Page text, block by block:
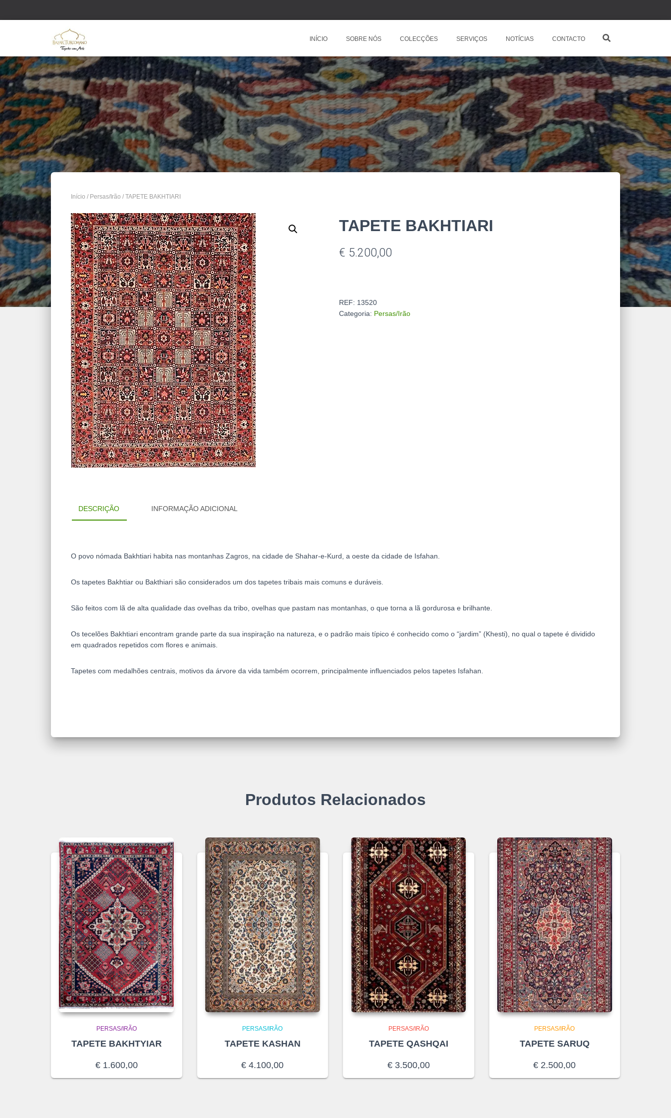
INÍCIO SOBRE NÓS COLECÇÕES SERVIÇOS NOTÍCIAS CONTACTO
Início / Persas/Irão / TAPETE BAKHTIARI
TAPETE BAKHTIARI
€ 5.200,00
REF: 13520
Categoria: Persas/Irão
DESCRIÇÃO INFORMAÇÃO ADICIONAL
O povo nómada Bakhtiari habita nas montanhas Zagros, na cidade de Shahar-e-Kurd, a oeste da cidade de Isfahan.
Os tapetes Bakhtiar ou Bakthiari são considerados um dos tapetes tribais mais comuns e duráveis.
São feitos com lã de alta qualidade das ovelhas da tribo, ovelhas que pastam nas montanhas, o que torna a lã gordurosa e brilhante.
Os tecelões Bakhtiari encontram grande parte da sua inspiração na natureza, e o padrão mais típico é conhecido como o “jardim” (Khesti), no qual o tapete é dividido
em quadrados repetidos com flores e animais.
Tapetes com medalhões centrais, motivos da árvore da vida também ocorrem, principalmente influenciados pelos tapetes Isfahan.
Produtos Relacionados
PERSAS/IRÃO
TAPETE BAKHTYIAR
€1.600,00
PERSAS/IRÃO
TAPETE KASHAN
€ 4.100,00
PERSAS/IRÃO
TAPETE QASHQAI
€3.500,00
PERSAS/IRÃO
TAPETE SARUQ
€ 2.500,00